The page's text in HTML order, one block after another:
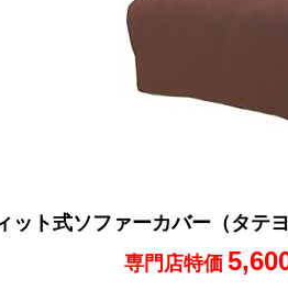
ット式ソファーカバー（タテ
専門店特価